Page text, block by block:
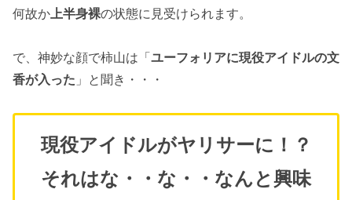
何故か 上半身裸の状態に見受けられます。
で、神妙な顔で柿山は「ユーフォリアに現役アイドルの文
香が入った 」と聞き・・・
現役アイドルがヤリサーに！？
それはな・・な・・なんと興味